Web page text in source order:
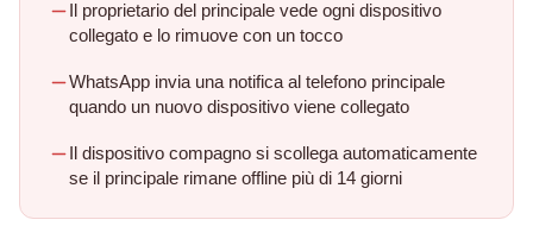
Il proprietario del principale vede ogni dispositivo
collegato e lo rimuove con un tocco
WhatsApp invia una notifica al telefono principale
quando un nuovo dispositivo viene collegato
Il dispositivo compagno si scollega automaticamente
se il principale rimane offline più di 14 giorni